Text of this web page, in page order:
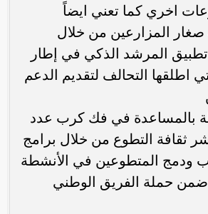
اخري كما تعني ايضاً
صغار المزارعين من خلال
المرشد الذكي في إطار
اطلقها التحالف لتقديم الدعم
بالمساعدة في فك كرب عدد
ثقافة التطوع من خلال برامج
ودمج المتطوعين في الأنشطة
ضمن حملة الفريق الوطني